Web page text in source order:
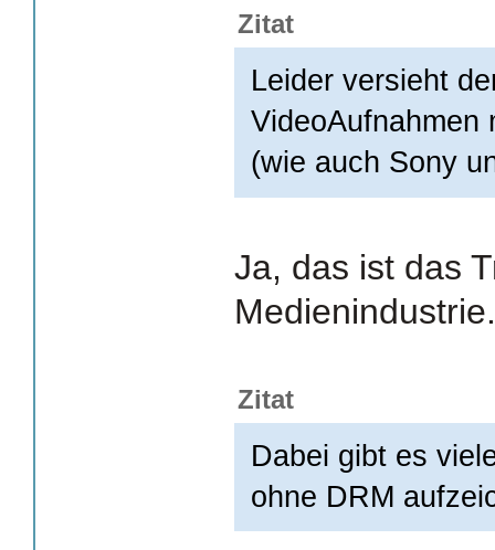
Zitat
Leider versieht
VideoAufnahmen
(wie auch Sony
Ja, das ist das
Medienindustrie.
Zitat
Dabei gibt es
ohne DRM